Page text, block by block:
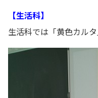
【生活科】
生活科では「黄色カル